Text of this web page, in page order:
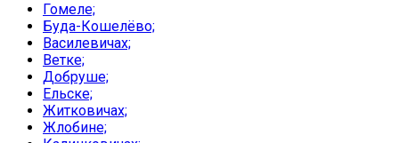
Гомеле;
Буда-Кошелёво;
Василевичах;
Ветке;
Добруше;
Ельске;
Житковичах;
Жлобине;